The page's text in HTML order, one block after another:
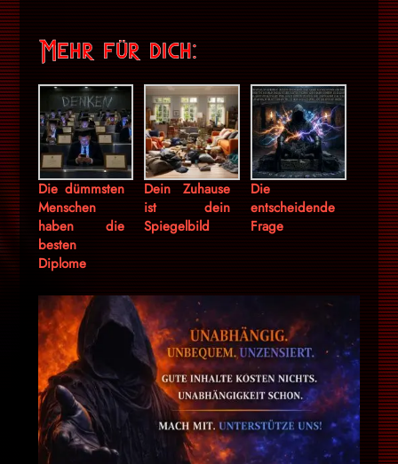
Mehr für dich:
Die dümmsten
Menschen
haben die
besten
Diplome
Dein Zuhause
ist dein
Spiegelbild
Die
entscheidende
Frage